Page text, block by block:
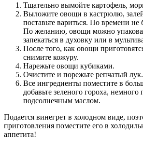
Тщательно вымойте картофель,
Выложите овощи в кастрюлю,
поставьте вариться. По времени
По желанию, овощи можно
запекаться в духовку или в
После того, как овощи
снимите кожуру.
Нарежьте овощи кубиками.
Очистите и порежьте репчатый лук.
Все ингредиенты поместите в
добавьте зеленого гороха, немного
подсолнечным маслом.
Подается винегрет в холодном виде,
приготовления поместите его в
аппетита!